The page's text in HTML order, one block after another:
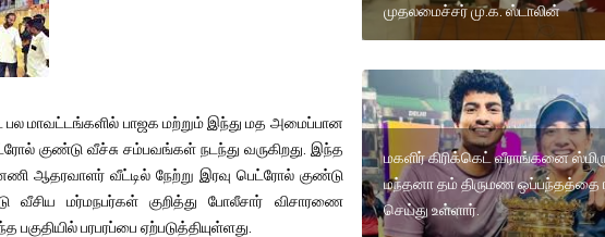
பல மாவட்டங்களில் பாஜக மற்றும் இந்து மத அமைப்பான
குண்டு வீச்சு சம்பவங்கள் நடந்து வருகிறது. இந்த
ஆதரவாளர் வீட்டில் நேற்று இரவு பெட்ரோல் குண்டு
வீசிய மர்மநபர்கள் குறித்து போலீசார் விசாரணை
பரபரப்பை ஏற்படுத்தியுள்ளது.
முதலமைச்சர் மு.க. ஸ்டாலின்
மகளிர் கிரிக்கெட் வீராங்கனை
மந்தனா தம் திருமண ஒப்பந்தத்தை
செய்து உள்ளார்.